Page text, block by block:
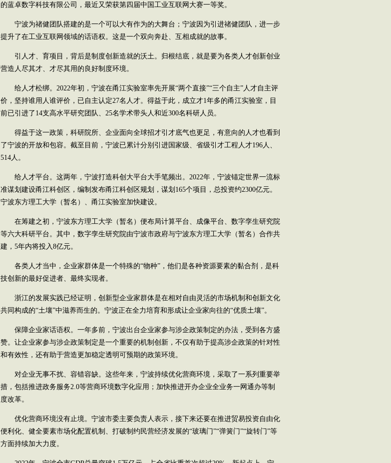
的蓝卓数字科技有限公司，最近又荣获第四届中国工业互联网大赛一等奖。
宁波为禇健团队搭建的是一个可以大有作为的大舞台；宁波因为引进禇健团队，进一步
提升了在工业互联网领域的话语权。这是一个双向奔赴、互相成就的故事。
引人才、育项目，背后是制度创新造就的沃土。归根结底，就是要为各类人才创新创业
营造人尽其才、才尽其用的良好制度环境。
给人才松绑。2022年初，宁波在甬江实验室率先开展“两个直接”“三个自主”人才自主评
价，坚持谁用人谁评价，已自主认定27名人才。得益于此，成立才1年多的甬江实验室，目
前已引进了14支高水平研究团队、25名学术带头人和近300名科研人员。
得益于这一政策，科研院所、企业面向全球招才引才底气也更足，有意向的人才也看到
了宁波的开放和包容。截至目前，宁波已累计分别引进国家级、省级引才工程人才196人、
514人。
给人才平台。这两年，宁波打造科创大平台大手笔频出。2022年，宁波锚定世界一流标
准谋划建设甬江科创区，编制发布甬江科创区规划，谋划165个项目，总投资约2300亿元。
宁波东方理工大学（暂名）、甬江实验室加快建设。
在筹建之初，宁波东方理工大学（暂名）便布局计算平台、成像平台、数字孪生研究院
等六大科研平台。其中，数字孪生研究院由宁波市政府与宁波东方理工大学（暂名）合作共
建，5年内将投入8亿元。
各类人才当中，企业家群体是一个特殊的“物种”，他们是各种资源要素的黏合剂，是科
技创新的最好促进者、最终实现者。
浙江的发展实践已经证明，创新型企业家群体是在相对自由灵活的市场机制和创新文化
共同构成的“土壤”中滋养而生的。宁波正在全力培育和形成让企业家向往的“优质土壤”。
保障企业家话语权。一年多前，宁波出台企业家参与涉企政策制定的办法，受到各方盛
赞。让企业家参与涉企政策制定是一个重要的机制创新，不仅有助于提高涉企政策的针对性
和有效性，还有助于营造更加稳定透明可预期的政策环境。
对企业无事不扰、容错容缺。这些年来，宁波持续优化营商环境，采取了一系列重要举
措，包括推进政务服务2.0等营商环境数字化应用；加快推进开办企业全业务一网通办等制
度改革。
优化营商环境没有止境。宁波市委主要负责人表示，接下来还要在推进贸易投资自由化
便利化、健全要素市场化配置机制、打破制约民营经济发展的“玻璃门”“弹簧门”“旋转门”等
方面持续加大力度。